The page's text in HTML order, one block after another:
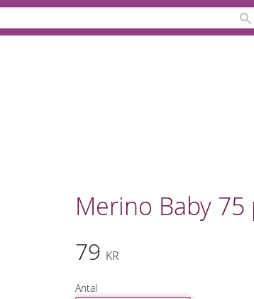
Merino Baby 75
79 KR
Antal